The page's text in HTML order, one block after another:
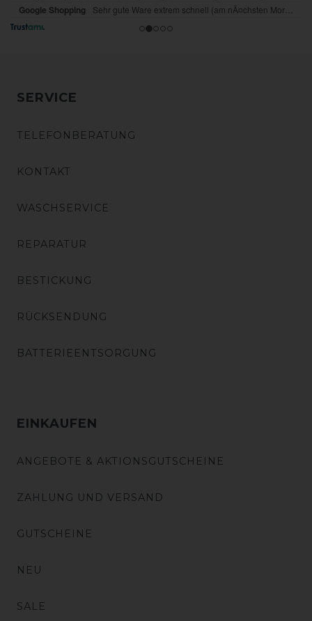
SERVICE
TELEFONBERATUNG
KONTAKT
WASCHSERVICE
REPARATUR
BESTICKUNG
RÜCKSENDUNG
BATTERIEENTSORGUNG
EINKAUFEN
ANGEBOTE & AKTIONSGUTSCHEINE
ZAHLUNG UND VERSAND
GUTSCHEINE
NEU
SALE